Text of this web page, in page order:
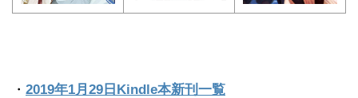
・ 2019年1月29日Kindle本新刊一覧